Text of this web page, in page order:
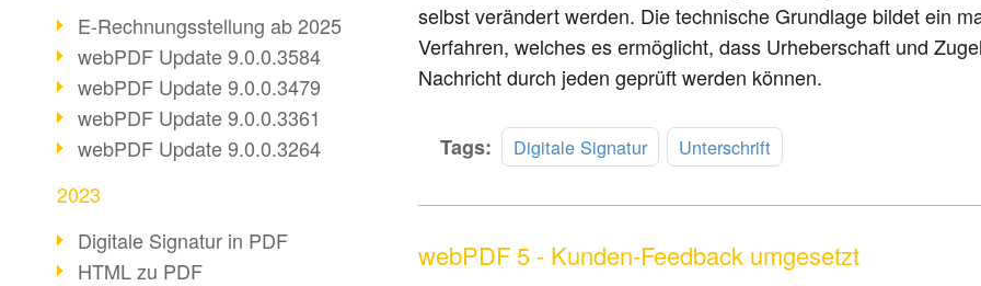
E-Rechnungsstellung ab 2025
webPDF Update 9.0.0.3584
webPDF Update 9.0.0.3479
webPDF Update 9.0.0.3361
webPDF Update 9.0.0.3264
2023
Digitale Signatur in PDF
HTML zu PDF
selbst verändert werden. Die technische Grundlage bildet ein
Verfahren, welches es ermöglicht, dass Urheberschaft und
Nachricht durch jeden geprüft werden können.
Tags: Digitale Signatur Unterschrift
webPDF 5 - Kunden-Feedback umgesetzt